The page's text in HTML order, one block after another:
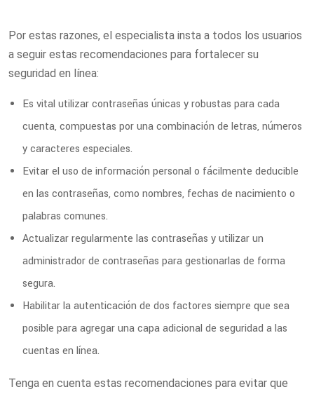
Por estas razones, el especialista insta a todos los usuarios
a seguir estas recomendaciones para fortalecer su
seguridad en línea:
Es vital utilizar contraseñas únicas y robustas para cada
cuenta, compuestas por una combinación de letras, números
y caracteres especiales.
Evitar el uso de información personal o fácilmente deducible
en las contraseñas, como nombres, fechas de nacimiento o
palabras comunes.
Actualizar regularmente las contraseñas y utilizar un
administrador de contraseñas para gestionarlas de forma
segura.
Habilitar la autenticación de dos factores siempre que sea
posible para agregar una capa adicional de seguridad a las
cuentas en línea.
Tenga en cuenta estas recomendaciones para evitar que